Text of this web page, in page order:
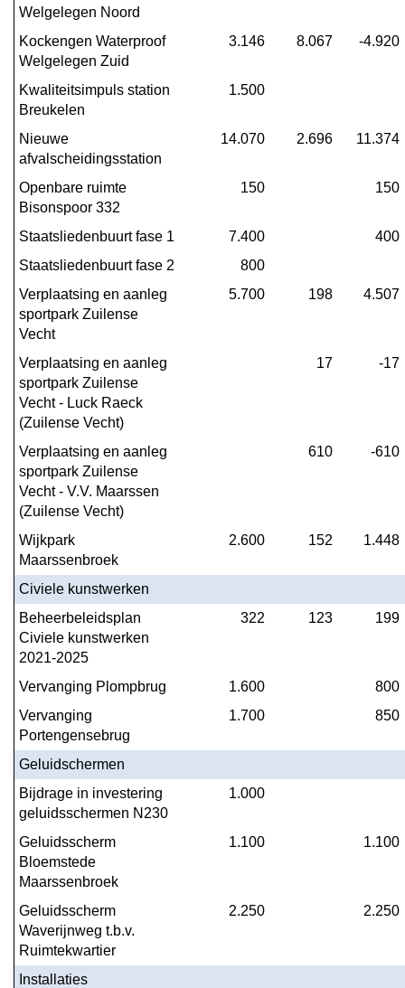
Welgelegen Noord
Kockengen Waterproof
Welgelegen Zuid
3.146 8.067 -4.920
Kwaliteitsimpuls station
Breukelen
1.500
Nieuwe
afvalscheidingsstation
14.070 2.696 11.374
Openbare ruimte
Bisonspoor 332
150 150
Staatsliedenbuurt fase 1 7.400
400
Staatsliedenbuurt fase 2
800
Verplaatsing en aanleg
sportpark Zuilense
Vecht
5.700 198 4.507
Verplaatsing en aanleg
sportpark Zuilense
Vecht - Luck Raeck
(Zuilense Vecht)
17 -17
Verplaatsing en aanleg
sportpark Zuilense
Vecht - V.V. Maarssen
(Zuilense Vecht)
610 -610
Wijkpark
Maarssenbroek
2.600 152 1.448
Civiele kunstwerken
Beheerbeleidsplan
Civiele kunstwerken
2021-2025
322 123 199
Vervanging Plompbrug 1.600
800
Vervanging
Portengensebrug
1.700 850
Geluidschermen
Bijdrage in investering
geluidsschermen N230
1.000
Geluidsscherm
Bloemstede
Maarssenbroek
1.100 1.100
Geluidsscherm
Waverijnweg t.b.v.
Ruimtekwartier
2.250 2.250
Installaties